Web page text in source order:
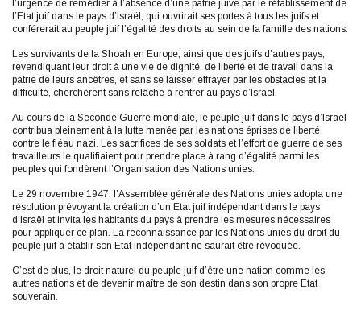
l’urgence de remédier à l’absence d’une patrie juive par le rétablissement de
l’Etat juif dans le pays d’Israël, qui ouvrirait ses portes à tous les juifs et
conférerait au peuple juif l’égalité des droits au sein de la famille des nations.
Les survivants de la Shoah en Europe, ainsi que des juifs d’autres pays,
revendiquant leur droit à une vie de dignité, de liberté et de travail dans la
patrie de leurs ancêtres, et sans se laisser effrayer par les obstacles et la
difficulté, cherchèrent sans relâche à rentrer au pays d’Israël.
Au cours de la Seconde Guerre mondiale, le peuple juif dans le pays d’Israël
contribua pleinement à la lutte menée par les nations éprises de liberté
contre le fléau nazi. Les sacrifices de ses soldats et l’effort de guerre de ses
travailleurs le qualifiaient pour prendre place à rang d’égalité parmi les
peuples qui fondèrent l’Organisation des Nations unies.
Le 29 novembre 1947, l’Assemblée générale des Nations unies adopta une
résolution prévoyant la création d’un Etat juif indépendant dans le pays
d’Israël et invita les habitants du pays à prendre les mesures nécessaires
pour appliquer ce plan. La reconnaissance par les Nations unies du droit du
peuple juif à établir son Etat indépendant ne saurait être révoquée.
C’est de plus, le droit naturel du peuple juif d’être une nation comme les
autres nations et de devenir maître de son destin dans son propre Etat
souverain.